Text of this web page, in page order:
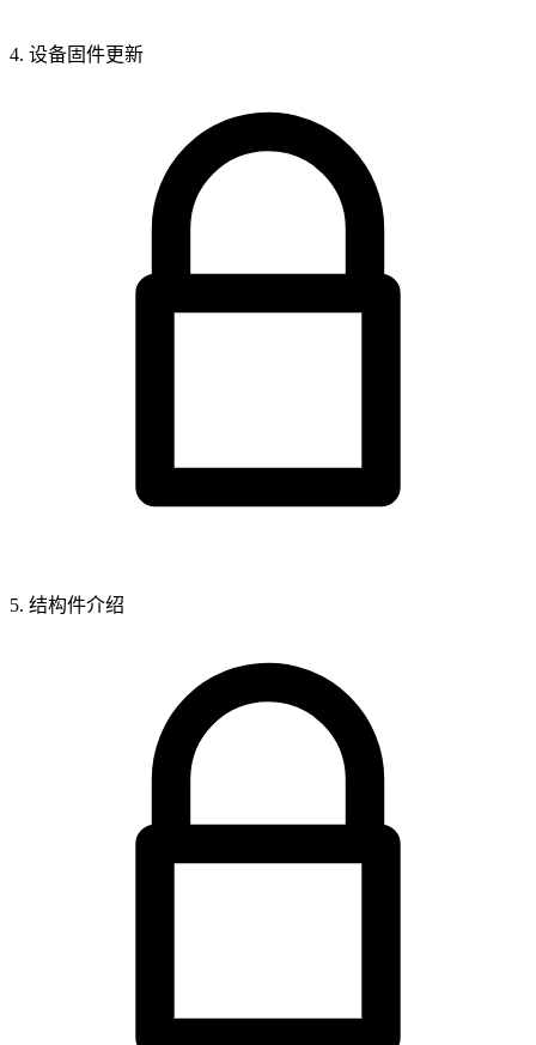
4. 设备固件更新
5. 结构件介绍